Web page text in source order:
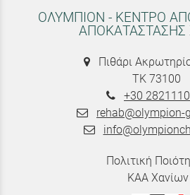
ΟΛΥΜΠΙΟΝ - ΚΕΝΤΡΟ
ΑΠΟΚΑΤΑΣΤΑΣΗΣ
Πιθάρι
ΤΚ 73100
+30
rehab@olympion-
Πολιτική
ΚΑΑ Χανίων